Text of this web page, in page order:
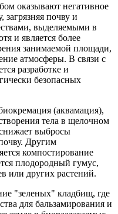
оказывают негативное
почву и
выделяемыми в
и является более
занимаемой площади,
атмосферы. В связи с
разработке и
безопасных
(аквамация),
тела в щелочном
выбросы
Другим
компостирование
плодородный гумус,
или других растений.
"зеленых" кладбищ, где
для бальзамирования и